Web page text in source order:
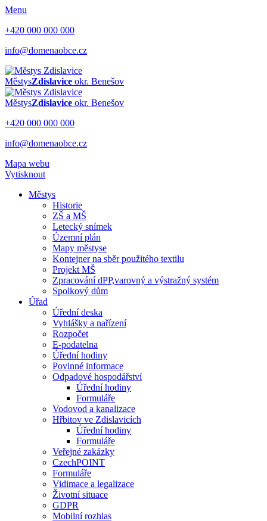
Menu
+420 000 000 000
info@domenaobce.cz
MěstysZdislavice okr. Benešov
MěstysZdislavice okr. Benešov
+420 000 000 000
info@domenaobce.cz
Mapa webu
Vytisknout
Městys
Historie
ZŠ a MŠ
Letecký snímek
Územní plán
Mapy městyse
Kontejner na sběr použitého textilu
Projekt MŠ
Zpracování dPP,varovný a výstražný systém
Spolkový dům
Úřad
Úřední deska
Vyhlášky a nařízení
Rozpočet
E-podatelna
Úřední hodiny
Povinné informace
Odpadové hospodářství
Úřední hodiny
Formuláře
Vodovod a kanalizace
Hřbitov ve Zdislavicích
Úřední hodiny
Formuláře
Veřejné zakázky
CzechPOINT
Formuláře
Vidimace a legalizace
Životní situace
GDPR
Mobilní rozhlas